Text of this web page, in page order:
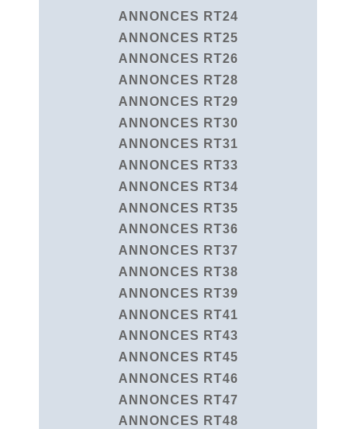
ANNONCES RT24
ANNONCES RT25
ANNONCES RT26
ANNONCES RT28
ANNONCES RT29
ANNONCES RT30
ANNONCES RT31
ANNONCES RT33
ANNONCES RT34
ANNONCES RT35
ANNONCES RT36
ANNONCES RT37
ANNONCES RT38
ANNONCES RT39
ANNONCES RT41
ANNONCES RT43
ANNONCES RT45
ANNONCES RT46
ANNONCES RT47
ANNONCES RT48